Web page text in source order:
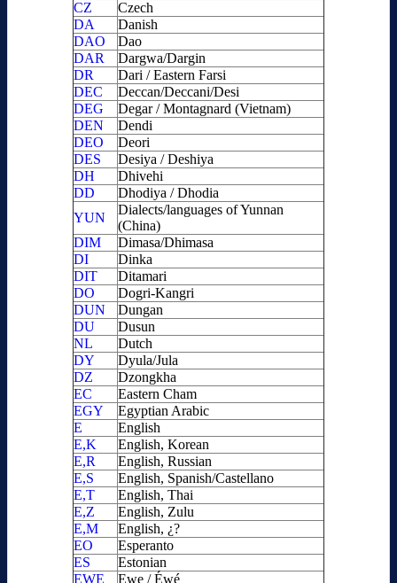
CZ
Czech
DA
Danish
DAO
Dao
DAR
Dargwa/Dargin
DR
Dari / Eastern Farsi
DEC
Deccan/Deccani/Desi
DEG
Degar / Montagnard (Vietnam)
DEN
Dendi
DEO
Deori
DES
Desiya / Deshiya
DH
Dhivehi
DD
Dhodiya / Dhodia
YUN
Dialects/languages of Yunnan
(China)
DIM
Dimasa/Dhimasa
DI
Dinka
DIT
Ditamari
DO
Dogri-Kangri
DUN
Dungan
DU
Dusun
NL
Dutch
DY
Dyula/Jula
DZ
Dzongkha
EC
Eastern Cham
EGY
Egyptian Arabic
E
English
E,K
English, Korean
E,R
English, Russian
E,S
English, Spanish/Castellano
E,T
English, Thai
E,Z
English, Zulu
E,M
English, ¿?
EO
Esperanto
ES
Estonian
EWE
Ewe / Éwé